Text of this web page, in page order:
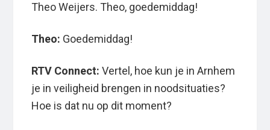
Theo Weijers. Theo, goedemiddag!
Theo: Goedemiddag!
RTV Connect: Vertel, hoe kun je in Arnhem
je in veiligheid brengen in noodsituaties?
Hoe is dat nu op dit moment?